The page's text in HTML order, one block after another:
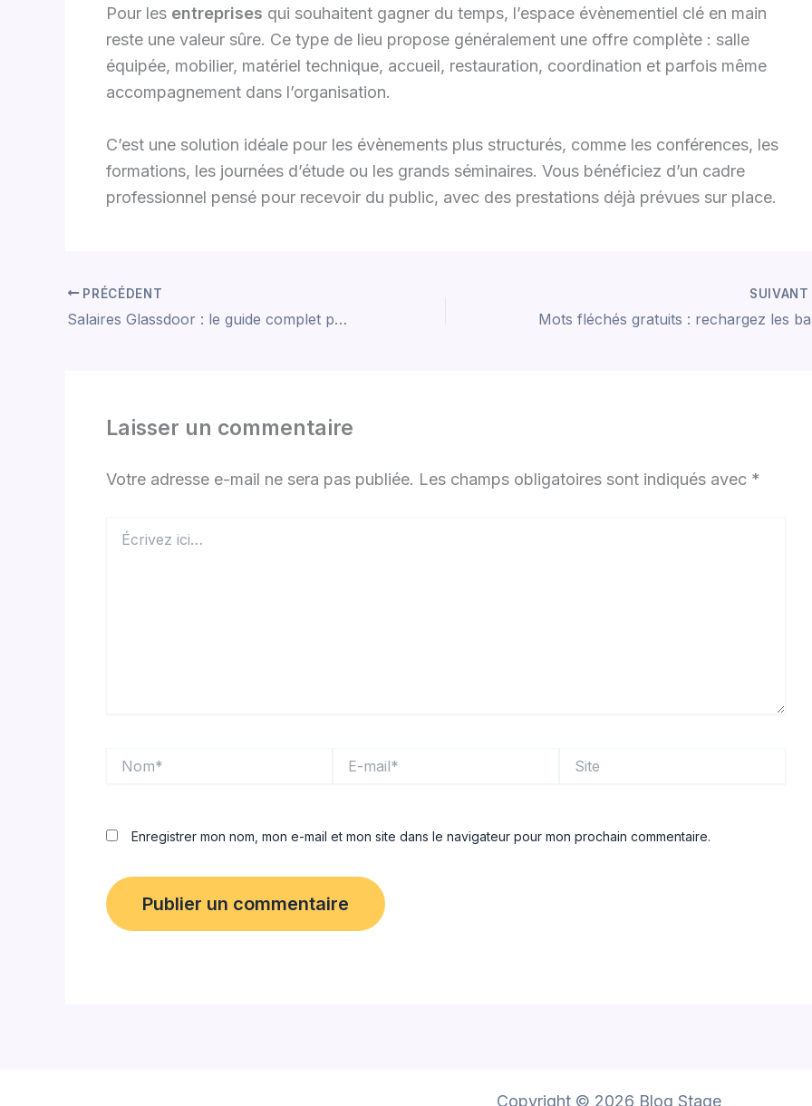
Pour les entreprises qui souhaitent gagner du temps, l’espace évènementiel clé en main
reste une valeur sûre. Ce type de lieu propose généralement une offre complète : salle
équipée, mobilier, matériel technique, accueil, restauration, coordination et parfois même
accompagnement dans l’organisation.
C’est une solution idéale pour les évènements plus structurés, comme les conférences, les
formations, les journées d’étude ou les grands séminaires. Vous bénéficiez d’un cadre
professionnel pensé pour recevoir du public, avec des prestations déjà prévues sur place.
PRÉCÉDENT
Salaires Glassdoor : le guide complet pour les professionnels éclairés
SUIVANT
Laisser un commentaire
Votre adresse e-mail ne sera pas publiée. Les champs obligatoires sont indiqués avec *
ici…
mail*
Enregistrer mon nom, mon e-mail et mon site dans le navigateur pour mon prochain commentaire.
Copyright © 2026 Blog Stage